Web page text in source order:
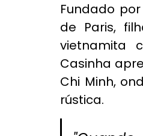
Fundado
de Paris,
vietnamita
Casinha
Chi Minh,
rústica.